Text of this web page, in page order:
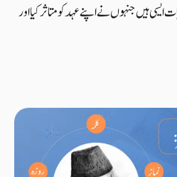
ہیں جنہوں نے اپنے عہد کو متاثر کیا اور